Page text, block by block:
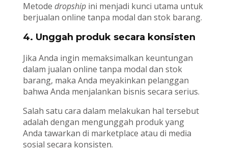
Metode dropshipini menjadi kunci utama untuk
berjualan online tanpa modal dan stok barang.
4. Unggah produk secara konsisten
Jika Anda ingin memaksimalkan keuntungan
dalam jualan online tanpa modal dan stok
barang, maka Anda meyakinkan pelanggan
bahwa Anda menjalankan bisnis secara serius.
Salah satu cara dalam melakukan hal tersebut
adalah dengan mengunggah produk yang
Anda tawarkan di marketplace atau di media
sosial secara konsisten.